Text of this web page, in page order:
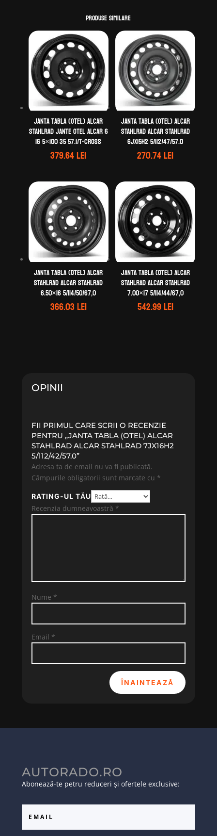
Produse similare
Janta tabla (otel) ALCAR
STAHLRAD Jante otel ALCAR 6
16 5×100 35 57.1/T-Cross
379.64lei
Janta tabla (otel) ALCAR
STAHLRAD ALCAR STAHLRAD
6Jx15H2 5/112/47/57.0
270.74lei
Janta tabla (otel) ALCAR
STAHLRAD ALCAR STAHLRAD
6.50×16 5/114/50/67,0
366.03lei
Janta tabla (otel) ALCAR
STAHLRAD ALCAR STAHLRAD
7.00×17 5/114/44/67,0
542.99lei
OPINII
FII PRIMUL CARE SCRII O RECENZIE
PENTRU „JANTA TABLA (OTEL) ALCAR
STAHLRAD ALCAR STAHLRAD 7JX16H2
5/112/42/57.0”
Adresa ta de email nu va fi publicată.
Câmpurile obligatorii sunt marcate cu *
RATING-UL TĂU
Recenzia dumneavoastră *
Nume *
Email *
ÎNAINTEAZĂ
AUTORADO.RO
Abonează-te petru reduceri și ofertele exclusive: